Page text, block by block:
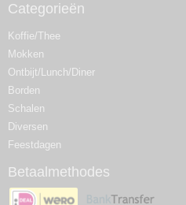
Categorieën
Koffie/Thee
Mokken
Ontbijt/Lunch/Diner
Borden
Schalen
Diversen
Feestdagen
Betaalmethodes